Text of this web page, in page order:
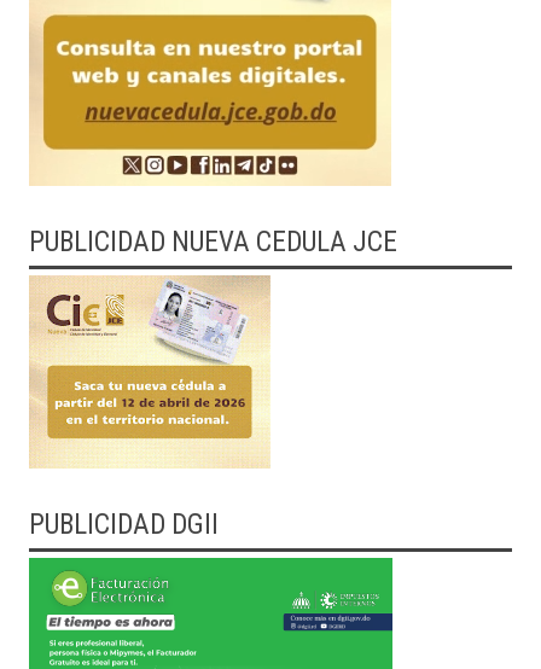
PUBLICIDAD NUEVA CEDULA JCE
PUBLICIDAD DGII